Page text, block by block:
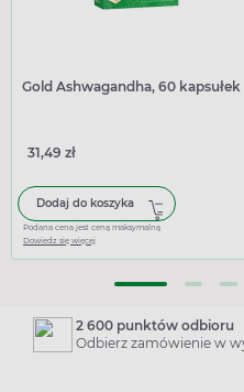
Gold Ashwagandha, 60 kapsułek
31,49 zł
Dodaj do koszyka
Podana cena jest ceną maksymalną
Dowiedz się więcej
2 600 punktów odbioru
Odbierz zamówienie w